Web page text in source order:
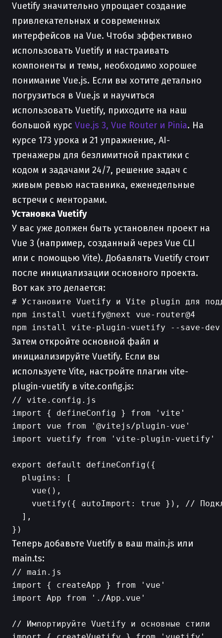
Vuetify значительно упрощает создание
привлекательных и современных
интерфейсов на Vue. Чтобы эффективно
использовать Vuetify и настраивать
компоненты и темы, необходимо хорошее
понимание Vue.js. Если вы хотите детально
погрузиться в Vue.js и научиться
использовать Vuetify, приходите на наш
большой курс Vue.js 3, Vue Router и Pinia. На
курсе 173 урока и 21 упражнение, AI-
тренажеры для безлимитной практики с
кодом и задачами 24/7, решение задач с
живым ревью наставника, еженедельные
встречи с менторами.
Установка Vuetify
У вас уже должен быть установлен проект на
Vue 3 (например, созданный через Vue CLI
или с помощью Vite). Добавлять Vuetify стоит
после инициализации основного проекта.
Вот как это делается:
# Установите Vuetify и Vite plugin для
npm install vuetify@next vue-router@4
Затем откройте основной файл и
инициализируйте Vuetify. Если вы
используете Vite, настройте плагин vite-
plugin-vuetify в vite.config.js:
// vite.config.js
import { defineConfig } from 'vite'
import vue from '@vitejs/plugin-vue'
import vuetify from 'vite-plugin-vuetify'
export default defineConfig({
  plugins: [
    vue(),
vuetify({ autoImport: true }), //
  ],
Теперь добавьте Vuetify в ваш main.js или
main.ts:
// main.js
import { createApp } from 'vue'
import App from './App.vue'
// Импортируйте Vuetify и основные стили